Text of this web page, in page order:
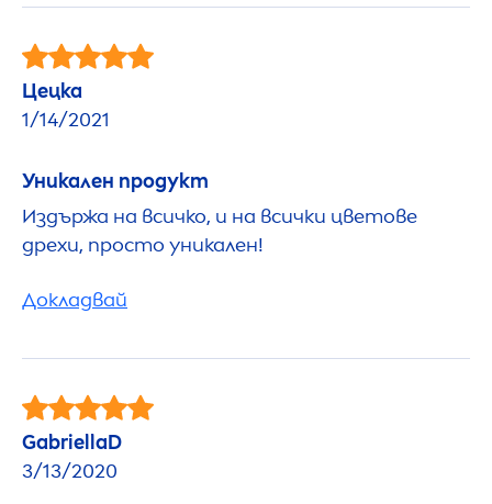
Цецка
1/14/2021
Уникален продукт
Издържа на всичко, и на всички цветове
дрехи, просто уникален!
Докладвай
GabriellaD
3/13/2020